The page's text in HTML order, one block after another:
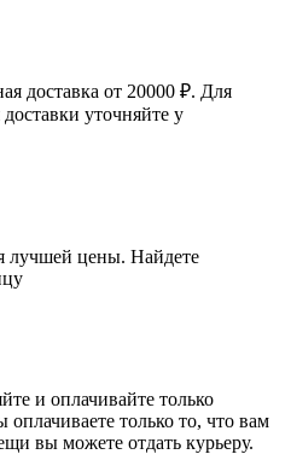
доставка от 20000 ₽. Для
уточняйте у
лучшей цены. Найдете
и оплачивайте только
оплачиваете только то, что вам
вы можете отдать курьеру.